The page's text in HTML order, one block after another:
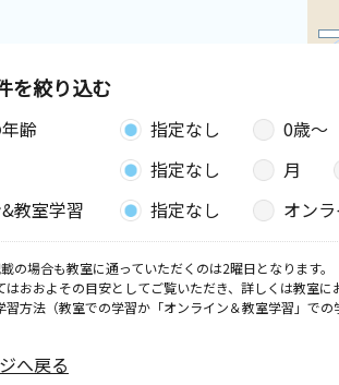
を絞り込む
齢 指定なし 0歳〜
指定なし 月
教室学習
指定なし オン
の場合も教室に通っていただくのは2曜日となります。
おおよその目安としてご覧いただき、詳しくは教室
方法（教室での学習か「オンライン＆教室学習」での
へ戻る